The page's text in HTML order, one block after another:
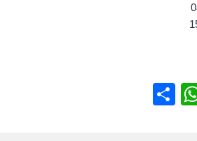
לניס בדצמבר 08/12/2016
W